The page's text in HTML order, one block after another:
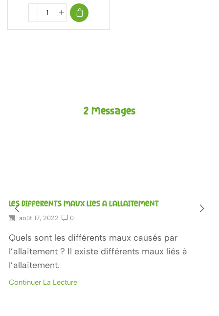
2 Messages
LES DIFFERENTS MAUX LIES A L'ALLAITEMENT
août 17, 2022 0
Quels sont les différents maux causés par
l’allaitement ? Il existe différents maux liés à
l’allaitement.
Continuer La Lecture